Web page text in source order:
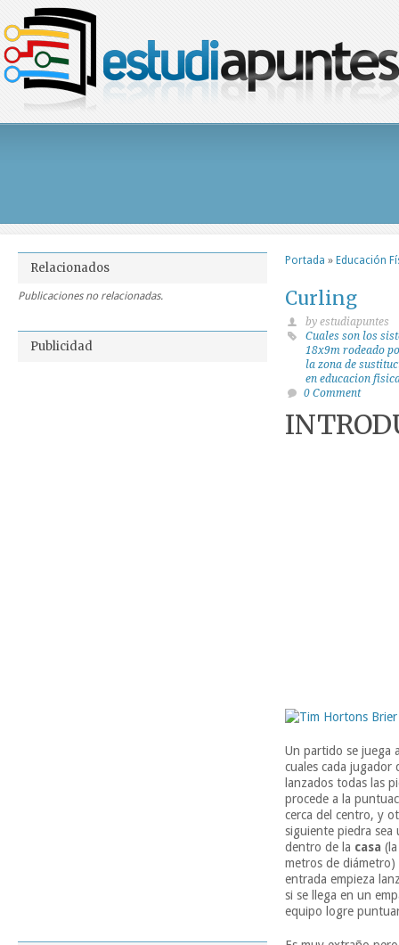
Portada » Educación
Curling
by estudiapuntes
Cuales son los
18x9m rodeado
la zona de
en educacion
0 Comment
Un partido se juega
cuales cada jugador
lanzados todas las
procede a la
cerca del centro, y
siguiente piedra
dentro de la casa
metros de
entrada empieza
si se llega en un
equipo logre
Relacionados
Publicaciones no relacionadas.
Publicidad